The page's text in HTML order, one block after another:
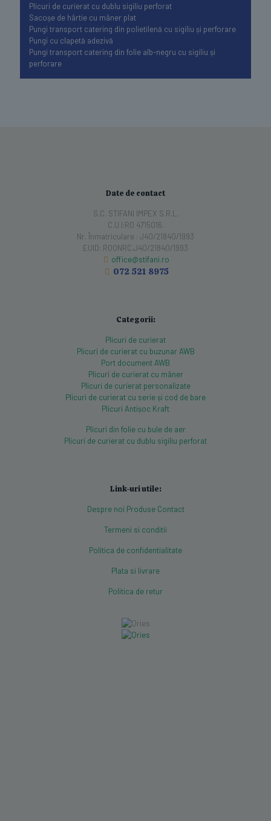
Plicuri de curierat cu dublu sigiliu perforat
Sacoșe de hârtie cu mâner plat
Pungi transport catering din polietilenă cu sigiliu și perforare
Pungi cu clapetă adezivă
Pungi transport catering din folie alb-negru cu sigiliu și
perforare
Date de contact
S.C. STIFANI IMPEX S.R.L.
C.U.I:RO 4715016.
Nr. Înmatriculare : J40/21840/1993
EUID: ROONRC.J40/21840/1993
office@stifani.ro
072 521 8975
Categorii:
Plicuri de curierat
Plicuri de curierat cu buzunar AWB
Port document AWB
Plicuri de curierat cu mâner
Plicuri de curierat personalizate
Plicuri de curierat cu serie și cod de bare
Plicuri Antișoc Kraft
Plicuri din folie cu bule de aer
Plicuri de curierat cu dublu sigiliu perforat
Link-uri utile:
Despre noi Produse Contact
Termeni si conditii
Politica de confidentialitate
Plata si livrare
Politica de retur